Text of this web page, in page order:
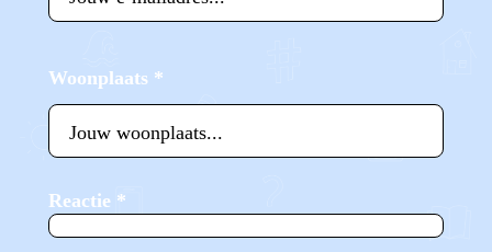
Woonplaats *
Reactie *